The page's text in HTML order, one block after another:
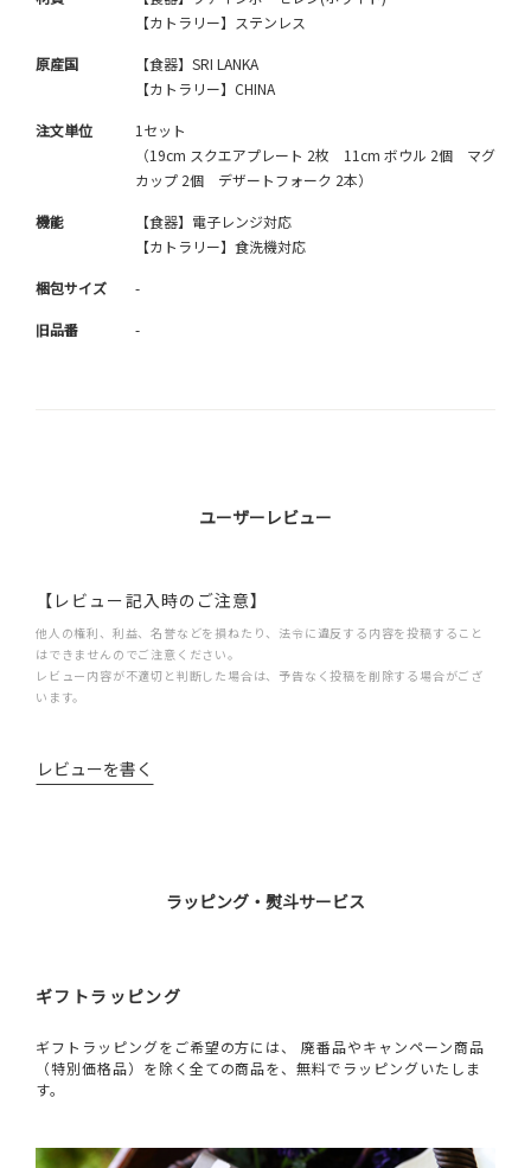
【カトラリー】ステンレス
原産国
【食器】SRI LANKA
【カトラリー】CHINA
注文単位
1セット
（19cm スクエアプレート 2枚 11cm ボウル 2個 マグ
カップ 2個 デザートフォーク 2本）
機能
【食器】電子レンジ対応
【カトラリー】食洗機対応
梱包サイズ -
旧品番 -
ユーザーレビュー
【レビュー記入時のご注意】
他人の権利、利益、名誉などを損ねたり、法令に違反する内容を投稿すること
はできませんのでご注意ください。
レビュー内容が不適切と判断した場合は、予告なく投稿を削除する場合がござ
います。
レビューを書く
ラッピング・熨斗サービス
ギフトラッピング
ギフトラッピングをご希望の方には、 廃番品やキャンペーン商品
（特別価格品）を除く全ての商品を、無料でラッピングいたしま
す。